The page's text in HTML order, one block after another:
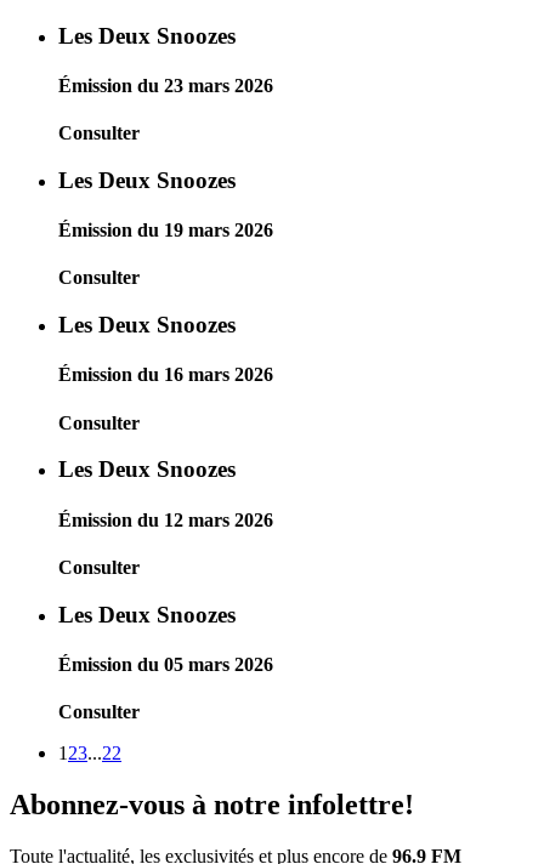
Les Deux Snoozes
Émission du 23 mars 2026
Consulter
Les Deux Snoozes
Émission du 19 mars 2026
Consulter
Les Deux Snoozes
Émission du 16 mars 2026
Consulter
Les Deux Snoozes
Émission du 12 mars 2026
Consulter
Les Deux Snoozes
Émission du 05 mars 2026
Consulter
1 23...22
Abonnez-vous à notre infolettre!
Toute l'actualité, les exclusivités et plus encore de 96.9 FM